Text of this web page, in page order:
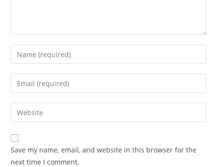
Enter
your
name
comment
Enter
your
email
address
comment
Enter
your
website
URL
(optional)
Save my name, email, and website in this browser for the
next time I comment.